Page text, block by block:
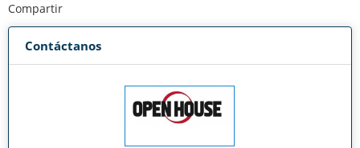
Compartir
Contáctanos